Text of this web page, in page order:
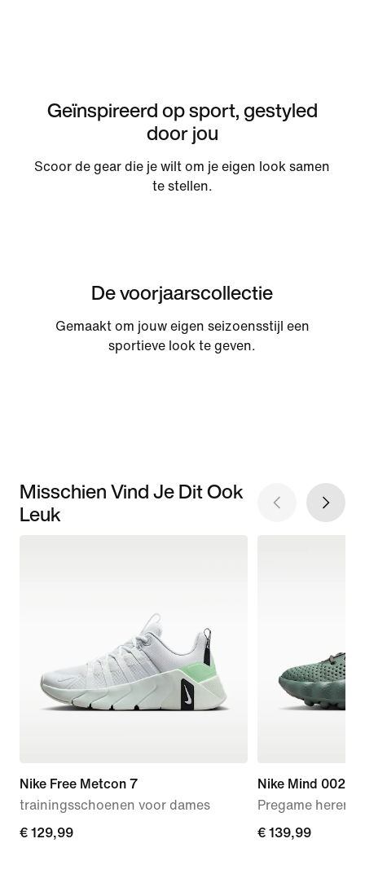
Geïnspireerd op sport, gestyled
door jou
Scoor de gear die je wilt om je eigen look samen
te stellen.
De voorjaarscollectie
Gemaakt om jouw eigen seizoensstijl een
sportieve look te geven.
Misschien Vind Je Dit Ook
Leuk
Nike Free Metcon 7
trainingsschoenen voor dames
€ 129,99
€ 129,99
Nike Mind 002
Pregame
€ 139,99
€ 139,99